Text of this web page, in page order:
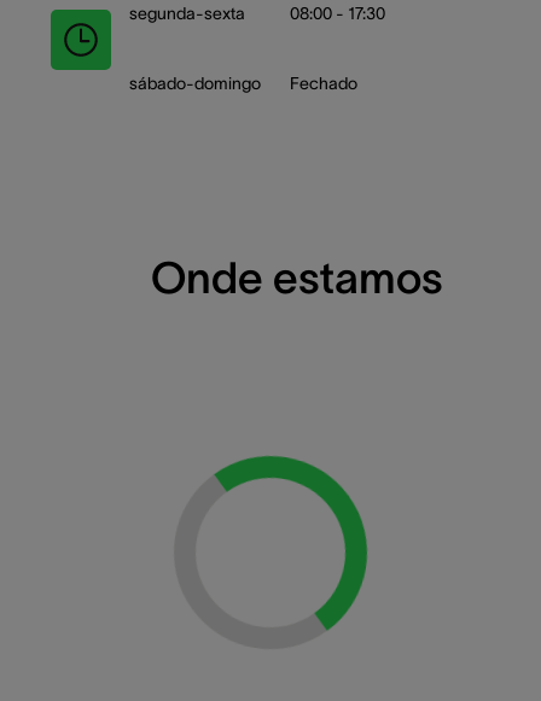
segunda-sexta 08:00 - 17:30
sábado-domingo Fechado
Onde estamos